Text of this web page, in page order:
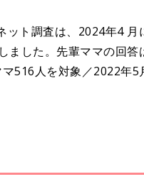
ト調査は、2024年4
ました。先輩ママの回
516人を対象／2022年